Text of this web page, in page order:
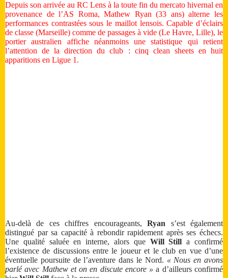
Depuis son arrivée au RC Lens à la toute fin du mercato hivernal en
provenance de l’AS Roma, Mathew Ryan (33 ans) alterne les
performances contrastées sous le maillot lensois. Capable d’éclairs
de classe (Marseille) comme de passages à vide (Le Havre, Lille), le
portier australien affiche néanmoins une statistique qui retient
l’attention de la direction du club : cinq clean sheets en huit
apparitions en Ligue 1.
Au-delà de ces chiffres encourageants,Ryan s’est également
distingué par sa capacité à rebondir rapidement après ses échecs.
Une qualité saluée en interne, alors que Will Still a confirmé
l’existence de discussions entre le joueur et le club en vue d’une
éventuelle poursuite de l’aventure dans le Nord. « Nous en avons
parlé avec Mathew et on en discute encore » a d’ailleurs confirmé